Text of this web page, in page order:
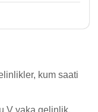
kum saati
V yaka gelinlik,